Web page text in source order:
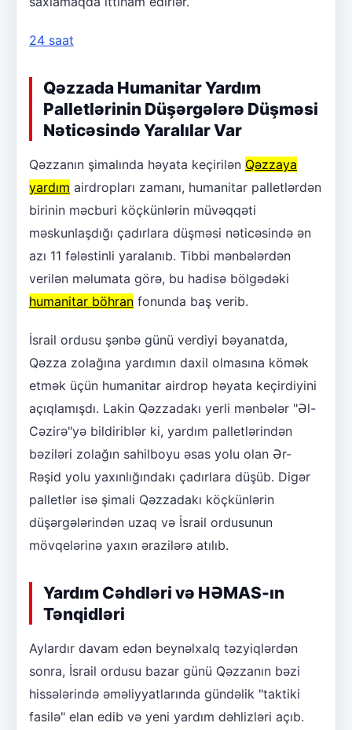
24 saat
Qəzzada Humanitar Yardım
Palletlərinin Düşərgələrə Düşməsi
Nəticəsində Yaralılar Var
Qəzzanın şimalında həyata keçirilən Qəzzaya
yardım airdropları zamanı, humanitar palletlərdən
birinin məcburi köçkünlərin müvəqqəti
məskunlaşdığı çadırlara düşməsi nəticəsində ən
azı 11 fələstinli yaralanıb. Tibbi mənbələrdən
verilən məlumata görə, bu hadisə bölgədəki
humanitar böhran fonunda baş verib.
İsrail ordusu şənbə günü verdiyi bəyanatda,
Qəzza zolağına yardımın daxil olmasına kömək
etmək üçün humanitar airdrop həyata keçirdiyini
açıqlamışdı. Lakin Qəzzadakı yerli mənbələr "Əl-
Cəzirə"yə bildiriblər ki, yardım palletlərindən
bəziləri zolağın sahilboyu əsas yolu olan Ər-
Rəşid yolu yaxınlığındakı çadırlara düşüb. Digər
palletlər isə şimali Qəzzadakı köçkünlərin
düşərgələrindən uzaq və İsrail ordusunun
mövqelərinə yaxın ərazilərə atılıb.
Yardım Cəhdləri və HƏMAS-ın
Tənqidləri
Aylardır davam edən beynəlxalq təzyiqlərdən
sonra, İsrail ordusu bazar günü Qəzzanın bəzi
hissələrində əməliyyatlarında gündəlik "taktiki
fasilə" elan edib və yeni yardım dəhlizləri açıb.